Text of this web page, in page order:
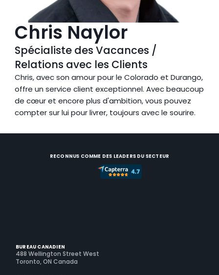
Chris Naylor
Spécialiste des Vacances /
Relations avec les Clients
Chris, avec son amour pour le Colorado et Durango,
offre un service client exceptionnel. Avec beaucoup
de cœur et encore plus d'ambition, vous pouvez
compter sur lui pour livrer, toujours avec le sourire.
RECONNUS COMME DES LEADERS DU SECTEUR
BUREAU CANADIEN
488 Wellington Street West
Toronto, ON Canada